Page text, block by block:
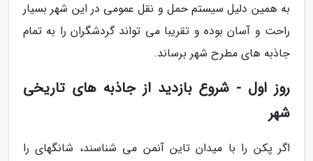
به همین دلیل سیستم حمل و نقل عمومی در این شهر بسیار
راحت و آسان بوده و تقریبا می تواند گردشگران را به تمام
جاذبه های مطرح شهر برساند.
روز اول - شروع بازدید از جاذبه های تاریخی
شهر
اگر پکن را با میدان تاین آنمن می شناسند، شانگهای را